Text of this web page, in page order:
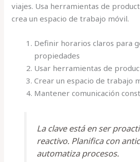
viajes. Usa herramientas de
crea un espacio de trabajo móvil.
Definir horarios claros para
propiedades
Usar herramientas de
Crear un espacio de trabajo
Mantener comunicación
La clave está en ser
reactivo. Planifica con
automatiza procesos.